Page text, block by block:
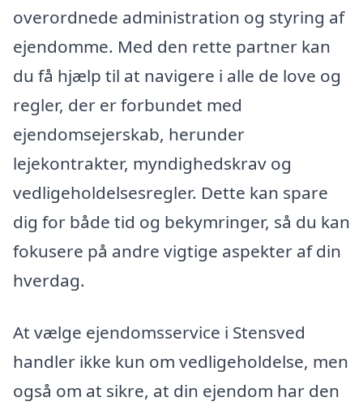
overordnede administration og styring af
ejendomme. Med den rette partner kan
du få hjælp til at navigere i alle de love og
regler, der er forbundet med
ejendomsejerskab, herunder
lejekontrakter, myndighedskrav og
vedligeholdelsesregler. Dette kan spare
dig for både tid og bekymringer, så du kan
fokusere på andre vigtige aspekter af din
hverdag.
At vælge ejendomsservice i Stensved
handler ikke kun om vedligeholdelse, men
også om at sikre, at din ejendom har den